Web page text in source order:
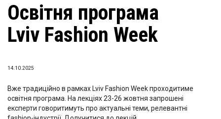
Освітня програма
Lviv Fashion Week
14.10.2025
Вже традиційно в рамках Lviv Fashion Week проходитиме
освітня програма. На лекціях 23-26 жовтня запрошені
експерти говоритимуть про актуальні теми, релевантні